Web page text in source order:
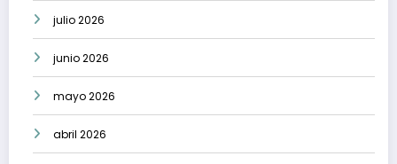
julio 2026
junio 2026
mayo 2026
abril 2026